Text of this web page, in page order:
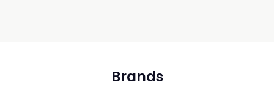
Brands